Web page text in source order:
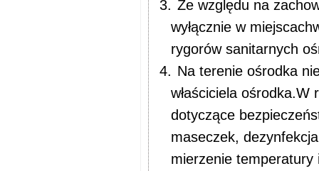
3. Ze względu na
wyłącznie w
rygorów sanitarnych
4. Na terenie ośrodka
właściciela
dotyczące
maseczek,
mierzenie temperatury